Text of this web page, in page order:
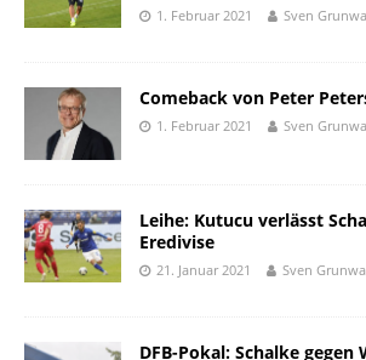
1. Februar 2021 Sven
Comeback von Peter
1. Februar 2021 Sven
Leihe: Kutucu verlässt
Eredivise
21. Januar 2021 Sven
DFB-Pokal: Schalke